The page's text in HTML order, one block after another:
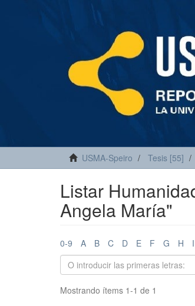
USMA-Speiro Tesis [55]
Listar
Angela María"
0-9 A B C D E F G H I
Mostrando ítems 1-1 de 1